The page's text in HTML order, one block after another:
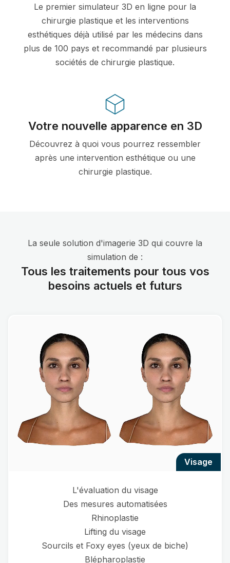
Le premier simulateur 3D en ligne pour la
chirurgie plastique et les interventions
esthétiques déjà utilisé par les médecins dans
plus de 100 pays et recommandé par plusieurs
sociétés de chirurgie plastique.
Votre nouvelle apparence en 3D
Découvrez à quoi vous pourrez ressembler
après une intervention esthétique ou une
chirurgie plastique.
La seule solution d'imagerie 3D qui couvre la
simulation de :
Tous les traitements pour tous vos
besoins actuels et futurs
visage
L'évaluation du visage
Des mesures automatisées
Rhinoplastie
Lifting du visage
Sourcils et Foxy eyes (yeux de biche)
Blépharoplastie